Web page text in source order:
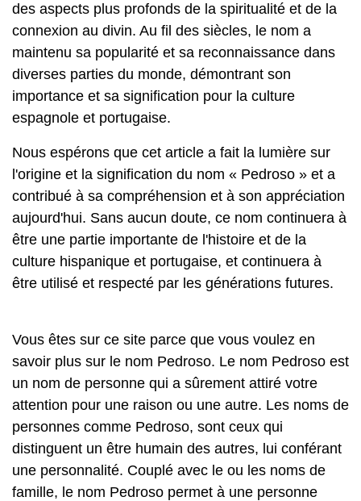
des aspects plus profonds de la spiritualité et de la
connexion au divin. Au fil des siècles, le nom a
maintenu sa popularité et sa reconnaissance dans
diverses parties du monde, démontrant son
importance et sa signification pour la culture
espagnole et portugaise.
Nous espérons que cet article a fait la lumière sur
l'origine et la signification du nom « Pedroso » et a
contribué à sa compréhension et à son appréciation
aujourd'hui. Sans aucun doute, ce nom continuera à
être une partie importante de l'histoire et de la
culture hispanique et portugaise, et continuera à
être utilisé et respecté par les générations futures.
Vous êtes sur ce site parce que vous voulez en
savoir plus sur le nom Pedroso. Le nom Pedroso est
un nom de personne qui a sûrement attiré votre
attention pour une raison ou une autre. Les noms de
personnes comme Pedroso, sont ceux qui
distinguent un être humain des autres, lui conférant
une personnalité. Couplé avec le ou les noms de
famille, le nom Pedroso permet à une personne